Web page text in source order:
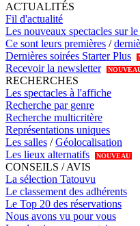
ACTUALITÉS
Fil d'actualité
Les nouveaux spectacles sur le
Ce sont leurs premières /
Dernières soirées Starter Plus
Recevoir la newsletter
RECHERCHES
Les spectacles à l'affiche
Recherche par genre
Recherche multicritère
Représentations uniques
Les salles /Géolocalisation
Les lieux alternatifs
NOUVEAU
CONSEILS / AVIS
La sélection Tatouvu
Le classement des adhérents
Le Top 20 des réservations
Nous avons vu pour vous